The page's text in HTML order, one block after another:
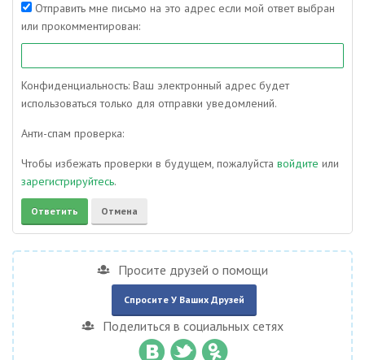
Отправить мне письмо на это адрес если мой ответ выбран
или прокомментирован:
Конфиденциальность: Ваш электронный адрес будет
использоваться только для отправки уведомлений.
Анти-спам проверка:
Чтобы избежать проверки в будущем, пожалуйста войдите или
зарегистрируйтесь.
Просите друзей о помощи
Спросите У Ваших Друзей
Поделиться в социальных сетях